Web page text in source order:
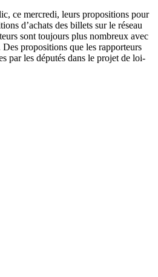
ce mercredi, leurs propositions pour
d’achats des billets sur le réseau
sont toujours plus nombreux avec
propositions que les rapporteurs
par les députés dans le projet de loi-